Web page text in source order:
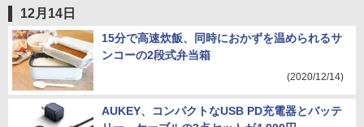
12月14日
15分で高速炊飯、同時におかずを温められるサ
ンコーの2段式弁当箱
(2020/12/14)
AUKEY、コンパクトなUSB PD充電器とバッテ